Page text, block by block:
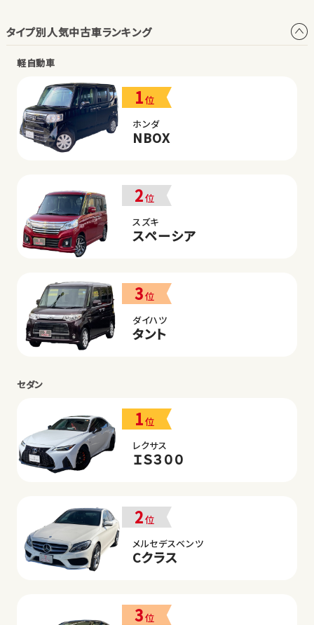
タイプ別人気中古車ランキング
軽自動車
1位
ホンダ
NBOX
2位
スズキ
スペーシア
3位
ダイハツ
タント
セダン
1位
レクサス
ＩＳ３００
2位
メルセデスベンツ
Cクラス
3位